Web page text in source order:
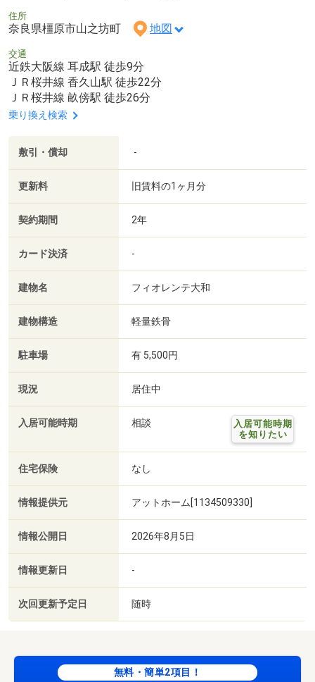
住所
奈良県橿原市山之坊町 地図
交通
近鉄大阪線 耳成駅 徒歩9分
ＪＲ桜井線 香久山駅 徒歩22分
ＪＲ桜井線 畝傍駅 徒歩26分
乗り換え検索
敷引・償却 -
更新料 旧賃料の1ヶ月分
契約期間 2年
カード決済 -
建物名 フィオレンテ大和
建物構造 軽量鉄骨
駐車場 有 5,500円
現況 居住中
入居可能時期 相談
入居可能時期
を知りたい
住宅保険 なし
情報提供元 アットホーム[1134509330]
情報公開日 2026年8月5日
情報更新日 -
次回更新予定日 随時
無料・簡単2項目！